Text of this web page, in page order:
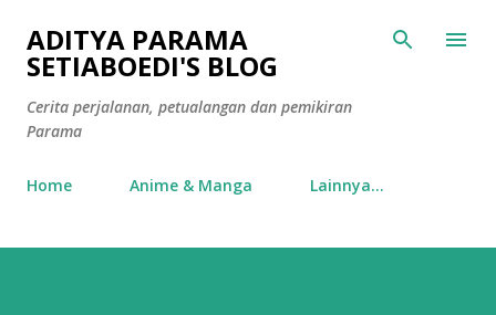
Langsung ke konten utama
ADITYA PARAMA
SETIABOEDI'S BLOG
Cerita perjalanan, petualangan dan pemikiran
Parama
Home Anime & Manga Lainnya…